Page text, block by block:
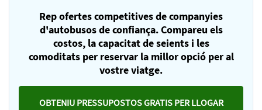
Rep ofertes competitives de companyies
d'autobusos de confiança. Compareu els
costos, la capacitat de seients i les
comoditats per reservar la millor opció per al
vostre viatge.
OBTENIU PRESSUPOSTOS GRATIS PER LLOGAR